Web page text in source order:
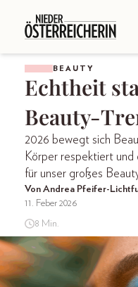
BEAUTY
Echtheit
Beauty-
2026 bewegt sich
Körper respektiert
für unser großes
Von Andrea Pfeifer-
11. Feber 2026
8 Min.